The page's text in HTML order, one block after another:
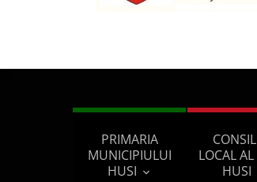
PRIMARIA
MUNICIPIULUI
HUSI
LOCAL
HUSI